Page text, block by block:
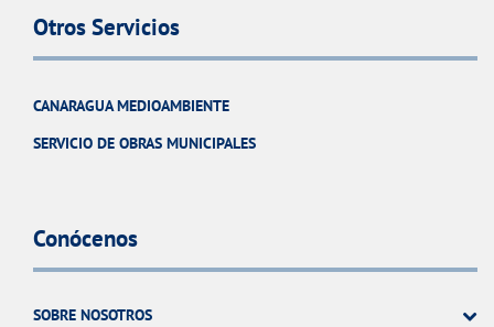
Otros Servicios
CANARAGUA MEDIOAMBIENTE
SERVICIO DE OBRAS MUNICIPALES
Conócenos
SOBRE NOSOTROS